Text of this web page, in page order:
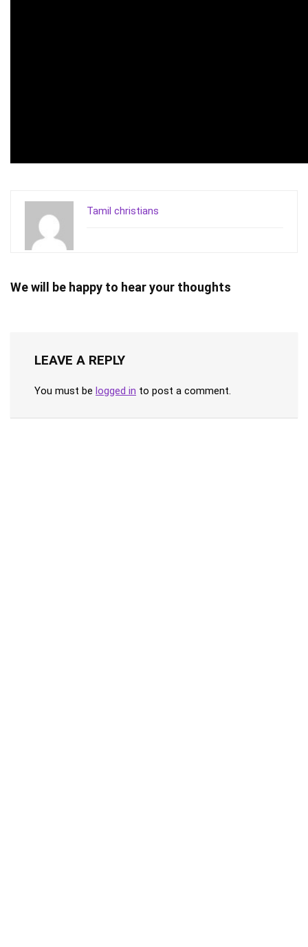
Tamil christians
We will be happy to hear your thoughts
LEAVE A REPLY
You must be logged in to post a comment.